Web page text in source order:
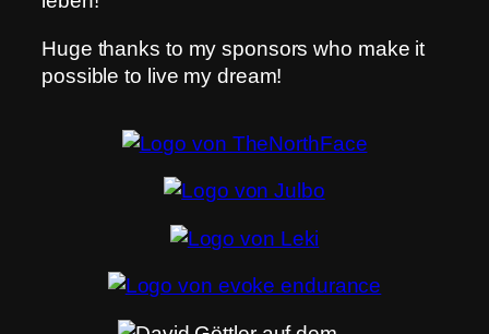
Huge thanks to my sponsors who make it
possible to live my dream!